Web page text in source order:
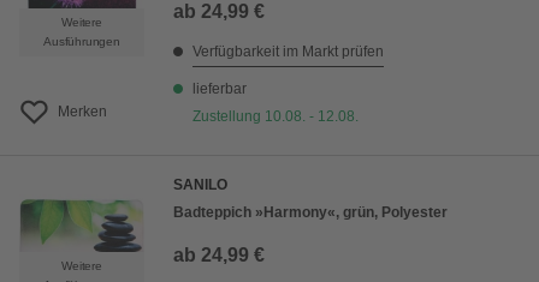
Weitere
Ausführungen
Merken
ab 24,99 €
Verfügbarkeit im Markt prüfen
lieferbar
Zustellung 10.08. - 12.08.
Weitere
SANILO
Badteppich »Harmony«, grün, Polyester
ab 24,99 €